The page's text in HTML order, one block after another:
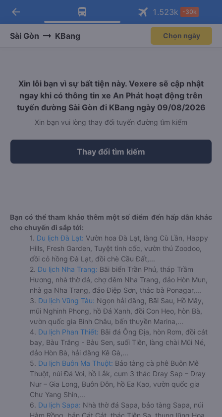
Tải app Vexere ngay!
Nhận ưu đãi thành viên độc
Mở app
Tải app Vexere
-30k/ghế khi đặt vé máy bay qua
Mở app
arrow_back 1.523k -30k
Sài Gòn KBang Chọn ngày
Xin lỗi bạn vì sự bất tiện này. Vexere sẽ cập nhật
ngay khi có thông tin xe An Phát hoạt động trên
tuyến đường Sài Gòn đi KBang ngày 09/08/2026
Xin bạn vui lòng thay đổi tuyến đường tìm kiếm
Thay đổi tìm kiếm
Bạn có thể tham khảo thêm một số điểm đến hấp dẫn khác
cho chuyến đi sắp tới:
1. Du lịch Đà Lạt: Vườn hoa Đà Lạt, làng Cù Lần, Happy
Hills, Fresh Garden, Tuyệt tình cốc, vườn thú Zoodoo,
đồi cỏ hồng Đà Lạt, đồi chè Cầu Đất,...
2. Du lịch Nha Trang: Bãi biển Trần Phú, tháp Trầm
Hương, nhà thờ đá, chợ đêm Nha Trang, đảo Hòn Mun,
nhà ga Nha Trang, đảo Điệp Sơn, thác bà Ponagar,...
3. Du lịch Vũng Tàu: Ngọn hải đăng, Bãi Sau, Hồ Mây,
mũi Nghinh Phong, hồ Đá Xanh, đồi Con Heo, hòn Bà,
vườn quốc gia Bình Châu, bến thuyền Marina,...
4. Du lịch Phan Thiết: Bãi đá Ông Địa, hòn Rơm, đồi cát
bay, Bàu Trắng - Bàu Sen, suối Tiên, làng chài Mũi Né,
đảo Hòn Bà, hải đăng Kê Gà,...
5. Du lịch Buôn Ma Thuột: Bảo tàng cà phê Buôn Mê
Thuột, núi Đá Voi, hồ Lắk, cụm 3 thác Dray Sap – Dray
Nur – Gia Long, Buôn Đôn, hồ Ea Kao, vườn quốc gia
Chư Yang Shin,...
6. Du lịch Sapa: Nhà thờ đá Sapa, bảo tàng Sapa, núi
Hàm Rồng, bản Cát Cát, thác Tiên Sa, thung lũng Hoa